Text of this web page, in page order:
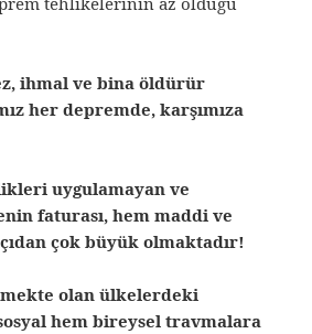
ihmal ve bina öldürür
her depremde, karşımıza
uygulamayan ve
faturası, hem maddi ve
çok büyük olmaktadır!
olan ülkelerdeki
hem bireysel travmalara